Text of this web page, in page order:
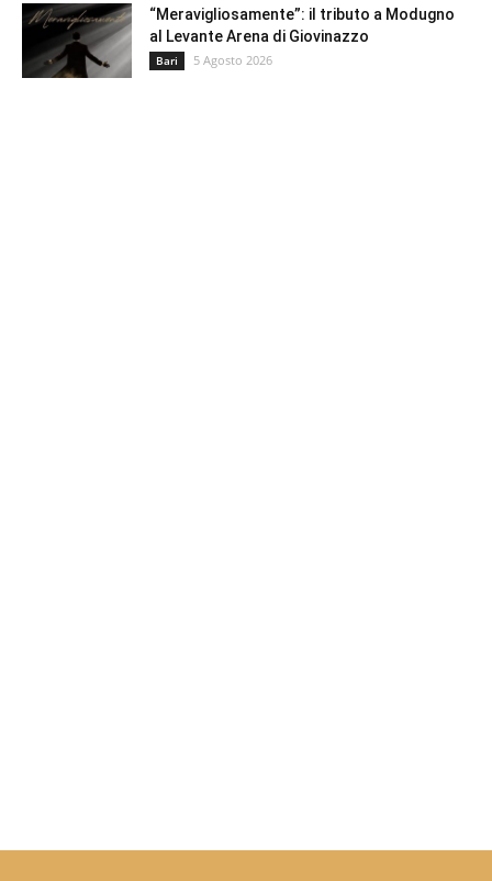
“Meravigliosamente”: il tributo a Modugno
al Levante Arena di Giovinazzo
Bari 5 Agosto 2026